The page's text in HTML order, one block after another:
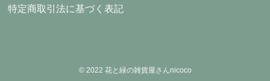
特定商取引法に基づく表記
© 2022 花と緑の雑貨屋さんnicoco